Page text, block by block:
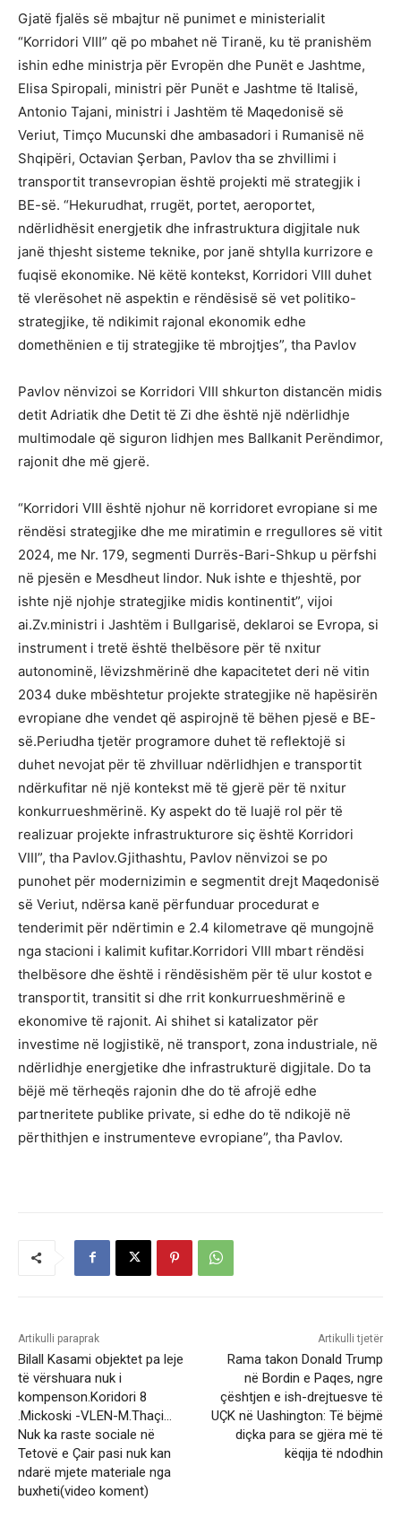
Gjatë fjalës së mbajtur në punimet e ministerialit
“Korridori VIII” që po mbahet në Tiranë, ku të pranishëm
ishin edhe ministrja për Evropën dhe Punët e Jashtme,
Elisa Spiropali, ministri për Punët e Jashtme të Italisë,
Antonio Tajani, ministri i Jashtëm të Maqedonisë së
Veriut, Timço Mucunski dhe ambasadori i Rumanisë në
Shqipëri, Octavian Şerban, Pavlov tha se zhvillimi i
transportit transevropian është projekti më strategjik i
BE-së. “Hekurudhat, rrugët, portet, aeroportet,
ndërlidhësit energjetik dhe infrastruktura digjitale nuk
janë thjesht sisteme teknike, por janë shtylla kurrizore e
fuqisë ekonomike. Në këtë kontekst, Korridori VIII duhet
të vlerësohet në aspektin e rëndësisë së vet politiko-
strategjike, të ndikimit rajonal ekonomik edhe
domethënien e tij strategjike të mbrojtjes”, tha Pavlov
Pavlov nënvizoi se Korridori VIII shkurton distancën midis
detit Adriatik dhe Detit të Zi dhe është një ndërlidhje
multimodale që siguron lidhjen mes Ballkanit Perëndimor,
rajonit dhe më gjerë.
“Korridori VIII është njohur në korridoret evropiane si me
rëndësi strategjike dhe me miratimin e rregullores së vitit
2024, me Nr. 179, segmenti Durrës-Bari-Shkup u përfshi
në pjesën e Mesdheut lindor. Nuk ishte e thjeshtë, por
ishte një njohje strategjike midis kontinentit”, vijoi
ai.Zv.ministri i Jashtëm i Bullgarisë, deklaroi se Evropa, si
instrument i tretë është thelbësore për të nxitur
autonominë, lëvizshmërinë dhe kapacitetet deri në vitin
2034 duke mbështetur projekte strategjike në hapësirën
evropiane dhe vendet që aspirojnë të bëhen pjesë e BE-
së.Periudha tjetër programore duhet të reflektojë si
duhet nevojat për të zhvilluar ndërlidhjen e transportit
ndërkufitar në një kontekst më të gjerë për të nxitur
konkurrueshmërinë. Ky aspekt do të luajë rol për të
realizuar projekte infrastrukturore siç është Korridori
VIII”, tha Pavlov.Gjithashtu, Pavlov nënvizoi se po
punohet për modernizimin e segmentit drejt Maqedonisë
së Veriut, ndërsa kanë përfunduar procedurat e
tenderimit për ndërtimin e 2.4 kilometrave që mungojnë
nga stacioni i kalimit kufitar.Korridori VIII mbart rëndësi
thelbësore dhe është i rëndësishëm për të ulur kostot e
transportit, transitit si dhe rrit konkurrueshmërinë e
ekonomive të rajonit. Ai shihet si katalizator për
investime në logjistikë, në transport, zona industriale, në
ndërlidhje energjetike dhe infrastrukturë digjitale. Do ta
bëjë më tërheqës rajonin dhe do të afrojë edhe
partneritete publike private, si edhe do të ndikojë në
përthithjen e instrumenteve evropiane”, tha Pavlov.
Artikulli paraprak
Bilall Kasami objektet pa leje
të vërshuara nuk i
kompenson.Koridori 8
.Mickoski -VLEN-M.Thaçi…
Nuk ka raste sociale në
Tetovë e Çair pasi nuk kan
ndarë mjete materiale nga
buxheti(video koment)
Artikulli tjetër
Rama takon Donald Trump
në Bordin e Paqes, ngre
çështjen e ish-drejtuesve të
UÇK në Uashington: Të bëjmë
diçka para se gjëra më të
këqija të ndodhin